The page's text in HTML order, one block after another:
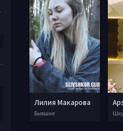
Лилия Макарова
Бывшие